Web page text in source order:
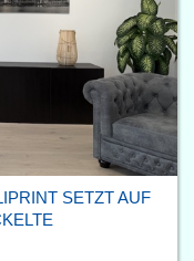
SETZT AUF